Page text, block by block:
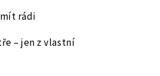
rádi
– jen z vlastní